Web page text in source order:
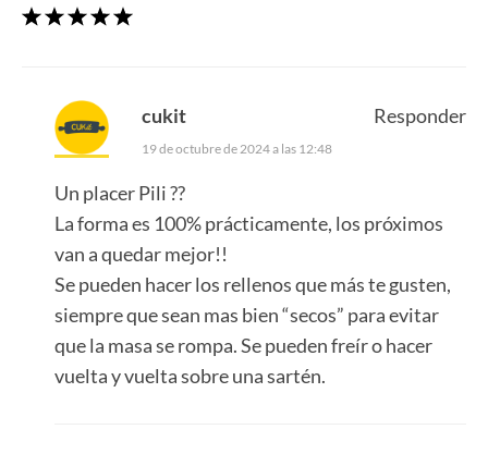
cukit
19 de octubre de 2024 a las 12:48
Un placer Pili ??
La forma es 100% prácticamente, los próximos
van a quedar mejor!!
Se pueden hacer los rellenos que más te gusten,
siempre que sean mas bien “secos” para evitar
que la masa se rompa. Se pueden freír o hacer
vuelta y vuelta sobre una sartén.
Responder